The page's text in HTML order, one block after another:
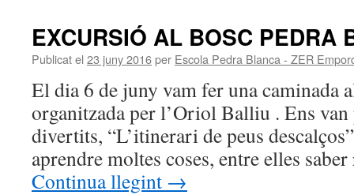
EXCURSIÓ AL BOSC PEDRA
Publicat el 23 juny 2016per Escola Pedra Blanca - ZER
El dia 6 de juny vam fer una caminada
organitzada per l’Oriol Balliu . Ens
divertits, “L’itinerari de peus
aprendre moltes coses, entre elles
Continua llegint →